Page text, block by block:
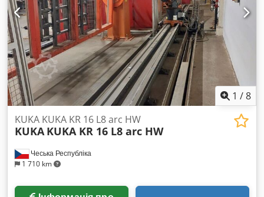
1 /8
Чеська Республіка
1 710 km
KUKA KUKA KR 16 L8 arc HW
KUKA KUKA KR 16 L8 arc HW